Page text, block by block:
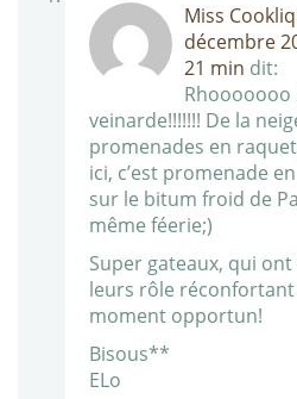
Miss
décembre
21 min dit:
Rhooooooo
veinarde!!!!!!! De la
promenades en
ici, c’est promenade
sur le bitum froid de
même féerie;)
Super gateaux, qui
leurs rôle réconfortant
moment opportun!
Bisous**
ELo